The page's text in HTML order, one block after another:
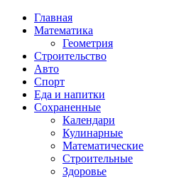
Главная
Математика
Геометрия
Строительство
Авто
Спорт
Еда и напитки
Сохраненные
Календари
Кулинарные
Математические
Строительные
Здоровье